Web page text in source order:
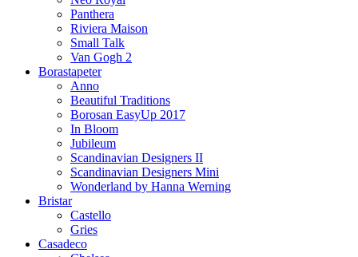
Panthera
Riviera Maison
Small Talk
Van Gogh 2
Borastapeter
Anno
Beautiful Traditions
Borosan EasyUp 2017
In Bloom
Jubileum
Scandinavian Designers II
Scandinavian Designers Mini
Wonderland by Hanna Werning
Bristar
Castello
Gries
Casadeco